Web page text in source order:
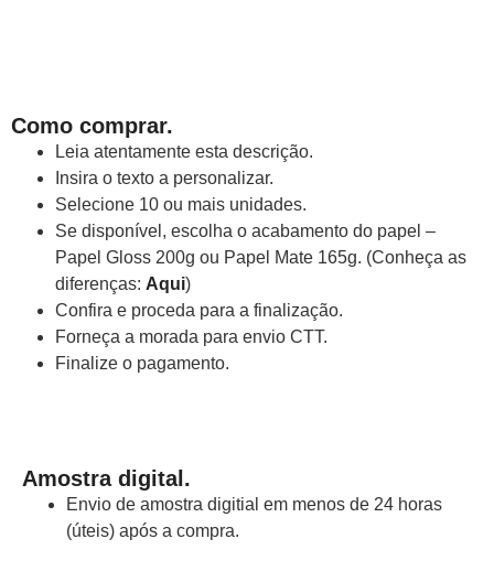
Como comprar.
Leia atentamente esta descrição.
Insira o texto a personalizar.
Selecione 10 ou mais unidades.
Se disponível, escolha o acabamento do papel –
Papel Gloss 200g ou Papel Mate 165g. (Conheça as
diferenças: Aqui)
Confira e proceda para a finalização.
Forneça a morada para envio CTT.
Finalize o pagamento.
Amostra digital.
Envio de amostra digitial em menos de 24 horas
(úteis) após a compra.